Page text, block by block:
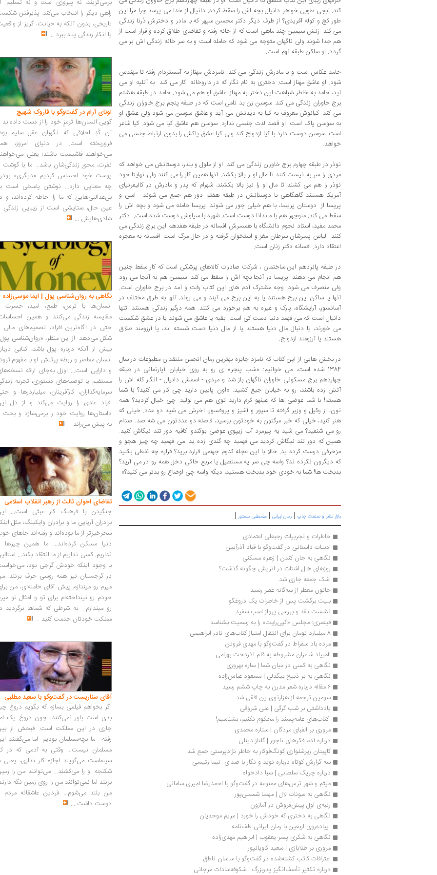
کند. آبجی طوبی خواهر دانیال بچه اش را سقط کرده. دانیال از خدا می پرسد چرا مرا این
طور کج و کوله آفریدی؟ از طرف دیگر دکتر محسن سپهر که با مادر و دخترش دُرنا زندگی
می کند. زنش سیمین چند ماهی است که از خانه رفته و تقاضای طلاق کرده و قرار است از
هم جدا شوند ولی ناگهان متوجه می شود که حامله است و به سر خانه زندگی اش بر می
گردد. او ساکن طبقه نهم است.
حامد عکاس است و با مادرش زندگی می کند. نامزدش مهناز به آمستردام رفته تا مهندس
شود. او عاشق مهناز است. دختری به نام نگار که در داروخانه کار می کند به آتلیه او می
آید، حامد به خاطر شباهت این دختر به مهناز، عاشق او هم می شود. حامد در طبقه هشتم
برج خاوران زندگی می کند. سوسن زن بد نامی است که در طبقه پنجم برج خاوران زندگی
می کند. کیانوش معروف به کیا به دیدنش می آید و عاشق سوسن می شود ولی عشق او
به سوسن پاک است. او قصد لذت جنسی ندارد. سوسن هم عاشق کیا می شود. کیا شاعر
است. سوسن دوست دارد با کیا ازدواج کند ولی کیا عشق پاکش را بدون ارتباط جنسی می
خواهد.
نوذر در طبقه چهارم برج خاوران زندگی می کند. او از ملول و بندر، دوستانش می خواهد که
مردی را سر به نیست کنند تا مال او را بالا بکشد. آنها همین کار را می کنند ولی نهایتا خود
نوذر را هم می کشند تا مال او را نیز بالا بکشند. شهرام که پدر و مادرش در کالیفرنیای
آمریکا هستند گاهگاهی با دوستانش در طبقه هفتم دور هم جمع می شوند . اسی و
پریسا از دوستان پریسا، با هم خیلی جور می شوند. پریسا حامله می شود و بچه اش را
سقط می کند. منوچهر هم با ماندانا دوست است. شهره با سیاوش دوست شده است. دکتر
محمد مفید، استاد نجوم دانشگاه با همسرش افسانه در طبقه هفدهم این برج زندگی می
کنند. الیاس پسرشان سرطان مغز و استخوان گرفته و در حال مرگ است. افسانه به معجزه
اعتقاد دارد. افسانه دکتر زنان است.
در طبقه پانزدهم این ساختمان ، شرکت صادرات کالاهای پزشکی است که کار سقط جنین
هم انجام می دهند. پریسا در آنجا بچه اش را سقط می کند. سیمین هم به آنجا می رود
ولی منصرف می شود. وجه مشترک آدم های این کتاب رفت و آمد در برج خاوران است.
آنها یا ساکن این برج هستند یا به این برج می آیند و می روند. آنها به طرق مختلف در
آسانسور، آرایشگاه، پارک و غیره به هم برخورد می کنند. همه درگیر زندگی هستند. تنها
دانیال است که می فهمد دنیا دست کی است. بقیه یا عاشق می شوند یا در عشق شکست
می خورند، یا دنبال مال دنیا هستند یا از مال دنیا دست شسته اند، یا آرزومند طلاق
هستند یا آرزومند ازدواج.
در بخش هایی از این کتاب که نامزد جایزه بهترین رمان انجمن منتقدان مطبوعات در سال
1384 شده است، می خوانیم: «شب پنجره ی رو به روی خیابان آپارتمانی در طبقه
چهاردهم برج مسکونی خاوران ناگهان باز شد و مردی - اسمش دانیال - انگار کله اش را
آتش زده باشند، رو به خیابان جیغ کشید: «اون پایین دارید چی کار می کنید؟ با شما
هستم! با شما عوضی ها که عینهو کرم دارید توی هم می لولید. چی خیال کردید؟ همه
تون، از وکیل و وزیر گرفته تا سپور و آشپز و پروفسور، آخرش می شید دو عدد. خیلی که
هنر کنید، خیلی که خبر مرگتون به خودتون برسید، فاصله دو عددتون می شه صد. صدام
رو می شنفید؟ می شید یه پیرمرد آب زیپوی عوضی بوگندو. کافیه دور تند نیگاش کنید.
همین که دور تند نیگاش کردید می فهمید چه گندی زده ید. می فهمید چه چیز هجو و
مزخرفی درست کرده ید. حالا با این عجله کدوم جهنمی قراره برید؟ قراره چه غلطی بکنید
که دیگرون نکرده ند؟ واسه چی سر یه مستطیل یا مربع خاکی دخل همه رو در می آرید؟
بدبخت ها! شما به خودی خود بدبخت هستید، دیگه واسه چی اوضاع رو بدتر می کنید؟»
بازار نشر و صنعت چاپ | رمان ایرانی | مصطفی مستور |
خاطرات و تجربیات رجبعلی اعتمادی
ادبیات داستانی در گفت‌وگو با قباد آذرآیین
نگاهی به جان کندن | زهره مسکنی
روزهای هال اشتات در اتریش چگونه گذشت؟
اشک جمعه جاری شد
خاتون معطر از سه‌گانه عطر رسید
بلیت برگشت پس از خاطرات یک دروغگو
نشست نقد و بررسی پرواز اسب سفید
قیصری: مجلس «کپی‌رایت» را به رسمیت بشناسد
8 میلیارد تومان برای انتقال امتیاز کتاب‌های نادر ابراهیمی
مرده باد سقراط در گفت‌وگو با مهدی فروتن
المپیاد شاعران مشروطه به قلم آذردخت بهرامی
نگاهی به کسی در میان شما | ساره بهروزی
نگاهی به بر ذبیح بیگدلی | مسعود عباس‌زاده
۶ مقاله درباره شعر مدرن به چاپ ششم رسید
سومین ترجمه از هزارتوی پن افقی شد
یادداشتی بر شب گرگی | علی شروقی
کتاب‌های عامه‌پسند را محکوم نکنیم، بشناسیم!
مروری بر الفبای مردگان | ستاره محمدی
درباره آدم فکرهای ناجور | گلناز دینلی
کاپیتان زیرشلواری کونگ‌فوکار به خاطر نژادپرستی جمع‌ شد
سه گزارش کوتاه درباره‌ نوید و نگار با صدای  نیما رئیسی
درباره چریک سلطانی | سبا دادخواه
میثم و شهر ترس‌های ممنوعه در گفت‌وگو با احمدرضا امیری سامانی
نگاهی به سونات لال | مهسا شمسی‌پور
رتبه‌ی اول پیش‌فروش در آمازون
نگاهی به دختری که خودش را خورد | مریم موحدیان
پیاده‌‌روی اربعین با رمان ایرانی طف‌نامه
نگاهی به شکری پسر یعقوب | ابراهیم مهدی‌‌زاده
مروری بر طلابازی | سعید کاویانپور
اعترافات کاتب کشته‌شده در گفت‌وگو با ساسان ناطق
درباره تکثیر تأسف‌انگیز پدر‌بزرگ | شکوفه‌سادات مرجانی
برمی‌گزیند، نه پیروزی است و نه تسلیم.
راهی دیگر را انتخاب می‌کند: پذیرفتن
تاریخی، بدون آنکه به خیانت، گریز از
یا انکار زندگی پناه ببرد ...
اونای آرام در گفت‌وگو با فاروک شهیچ‭
گویی انسان‌ها ترمزِ خود را از دست داده‌اند
آن کُدِ اخلاقی که نگهبان عقل سلیم
فروریخته است. در دنیای امروز،
می‌خواهند فاشیست باشند؛ یعنی
نفرت، محورِ زندگی‌شان باشد... ما با گوشت
پوست خود احساس کردیم «دیگری»
چه معنایی دارد... نوشتن پاسخی است
بی‌عدالتی‌هایی که ما را احاطه کرده‌اند، و
عین حال، ستایشی است از زیبایی زندگی
شادی‌هایش ...
نگاهی به روان‌شناسی پول | ایما موسی‌زاده
انسان‌ها با ترس، طمع، امید، حسرت
مقایسه زندگی می‌کنند و همین
حتی در آگاه‌ترین افراد، تصمیم‌های مالی
شکل می‌دهد. از این منظر، «روان‌شناسی
بیش از آنکه درباره پول باشد، کتابی
انسان معاصر و رابطه پرتنش او با مفهوم
و دارایی است... اوزل به‌جای ارائه
مستقیم یا توصیه‌های دستوری، تجربه
سرمایه‌گذاران، کارآفرینان، میلیاردرها و
افراد عادی را روایت می‌کند و از دل
داستان‌ها روایت خود را برمی‌سازد و بحث
به پیش می‌راند ...
تقاضای اخوان ثالث از رهبر انقلاب اسلامی
جنگیدن با فرهنگ کار عبثی است...
برادران آریایی ما و برادران وایکینگ، مثل
سحرخیزتر از ما بوده‌اند و رفته‌اند جاهای
دنیا مسکن کرده‌اند... ما همین چیزها
نداریم. کسی نداریم از ما انتقاد بکند...
با وجود اینکه خودش گرجی بود،
در گرجستان نیز همه روسی حرف
میرم رو میندازم پیش آقای خامنه‌ای، من
خودم رو نینداخته‌ام برای تو و امثال تو
رو میندازم... به شرطی که شماها برگردید
مملکت خودتان خدمت کنید ...
آقای سناریست در گفت‌وگو با سعید مطلبی
اگر بخواهم فیلمی بسازم که بگویم دروغ
بدی است باور نمی‌کنند، چون دروغ یک
جاری در این مملکت است. قبحش از
رفته... ما بچه‌مسلمان بودیم. اما می‌گفتند
مسلمان نیست... وقتی به آدمی که در
سینماست می‌گویند اجازه کار نداری، یعنی
شکنجه او را می‌کشند... می‌توانند من را
بزنند اما نمی‌توانند من را روی زمین نگه
من بلند می‌شوم... فردین عاشقانه مردم
دوست داشت ...